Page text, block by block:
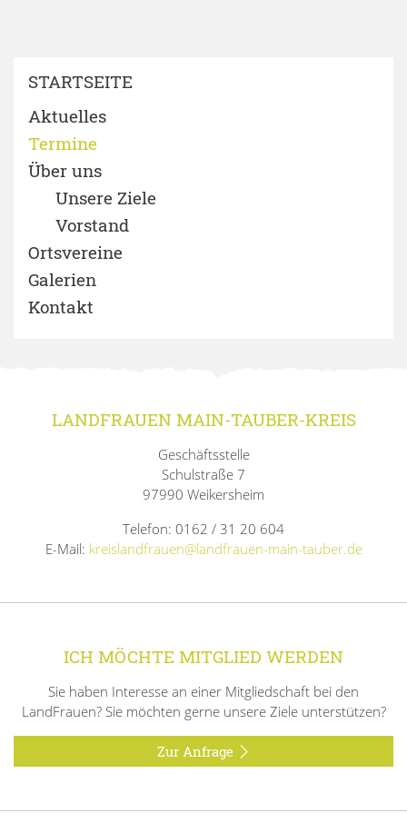
STARTSEITE
Aktuelles
Termine
Über uns
Unsere Ziele
Vorstand
Ortsvereine
Galerien
Kontakt
LANDFRAUEN MAIN-TAUBER-KREIS
Geschäftsstelle
Schulstraße 7
97990 Weikersheim
Telefon: 0162 / 31 20 604
E-Mail: kreislandfrauen@landfrauen-main-tauber.de
ICH MÖCHTE MITGLIED WERDEN
Sie haben Interesse an einer Mitgliedschaft bei den
LandFrauen? Sie möchten gerne unsere Ziele unterstützen?
Zur Anfrage